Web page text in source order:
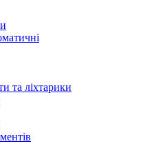
та ліхтарики